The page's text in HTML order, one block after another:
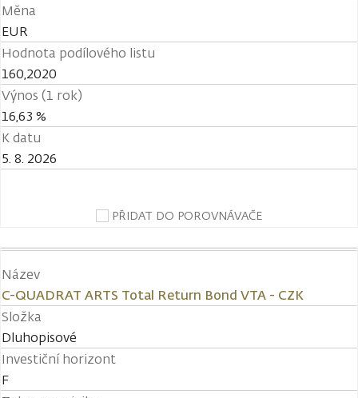
Měna
EUR
Hodnota podílového listu
160,2020
Výnos (1 rok)
16,63 %
K datu
5. 8. 2026
PŘIDAT DO POROVNÁVAČE
Název
C-QUADRAT ARTS Total Return Bond VTA - CZK
Složka
Dluhopisové
Investiční horizont
F